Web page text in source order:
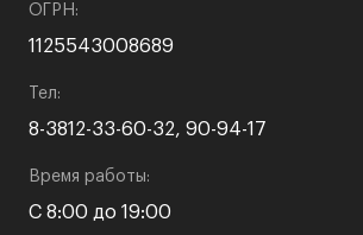
ОГРН:
1125543008689
Тел:
8-3812-33-60-32, 90-94-17
Время работы:
С 8:00 до 19:00